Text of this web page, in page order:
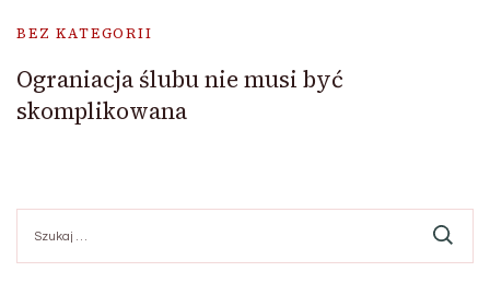
BEZ KATEGORII
Ograniacja ślubu nie musi być
skomplikowana